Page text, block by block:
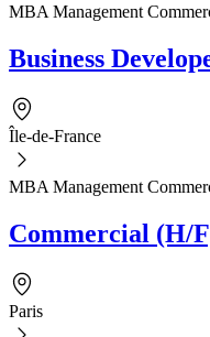
MBA Management
Business
Île-de-France
MBA Management
Commercial (H/
Paris